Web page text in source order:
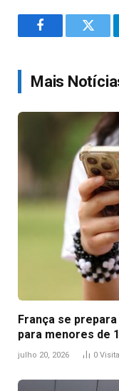
Facebook
Mais
França se
para menores de
julho 20, 2026 0